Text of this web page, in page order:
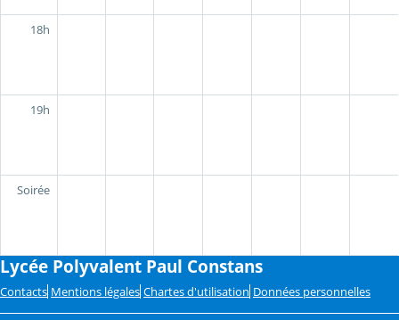
18h
19h
Soirée
Lycée Polyvalent Paul Constans
Contacts Mentions légales Chartes d'utilisation Données personnelles